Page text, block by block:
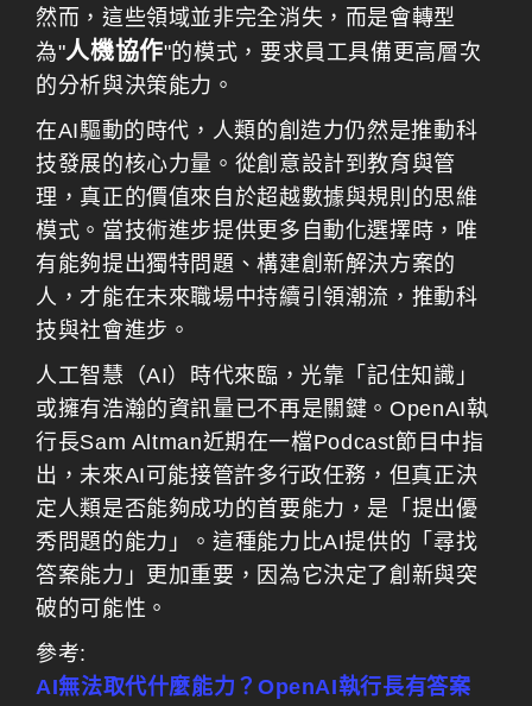
然而，這些領域並非完全消失，而是會轉型
為"人機協作"的模式，要求員工具備更高層次
的分析與決策能力。
在AI驅動的時代，人類的創造力仍然是推動科
技發展的核心力量。從創意設計到教育與管
理，真正的價值來自於超越數據與規則的思維
模式。當技術進步提供更多自動化選擇時，唯
有能夠提出獨特問題、構建創新解決方案的
人，才能在未來職場中持續引領潮流，推動科
技與社會進步。
人工智慧（AI）時代來臨，光靠「記住知識」
或擁有浩瀚的資訊量已不再是關鍵。OpenAI執
行長Sam Altman近期在一檔Podcast節目中指
出，未來AI可能接管許多行政任務，但真正決
定人類是否能夠成功的首要能力，是「提出優
秀問題的能力」。這種能力比AI提供的「尋找
答案能力」更加重要，因為它決定了創新與突
破的可能性。
參考:
AI無法取代什麼能力？OpenAI執行長有答案